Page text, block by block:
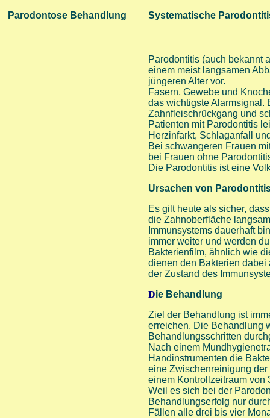
Parodontose Behandlung Systematische
Parodontitis (auch bekannt
einem meist langsamen
jüngeren Alter vor.
Fasern, Gewebe und
das wichtigste Alarmsignal.
Zahnfleischrückgang und
Patienten mit Parodontitis
Herzinfarkt, Schlaganfall
Bei schwangeren Frauen
bei Frauen ohne
Die Parodontitis ist eine
Ursachen von
Es gilt heute als sicher,
die Zahnoberfläche
Immunsystems dauerhaft
immer weiter und werden
Bakterienfilm, ähnlich wie
dienen den Bakterien dabei
der Zustand des
Die Behandlung
Ziel der Behandlung ist
erreichen. Die Behandlung
Behandlungsschritten
Nach einem
Handinstrumenten die
eine Zwischenreinigung
einem Kontrollzeitraum von
Weil es sich bei der
Behandlungserfolg nur
Fällen alle drei bis vier